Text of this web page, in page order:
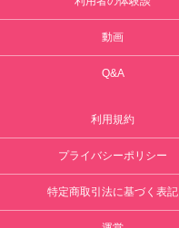
動画
Q&A
利用規約
プライバシーポリシー
特定商取引法に基づく表記